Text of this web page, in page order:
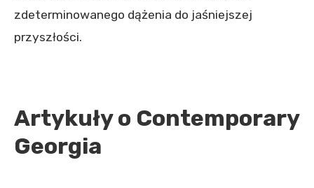
zdeterminowanego dążenia do jaśniejszej
przyszłości.
Artykuły o Contemporary
Georgia